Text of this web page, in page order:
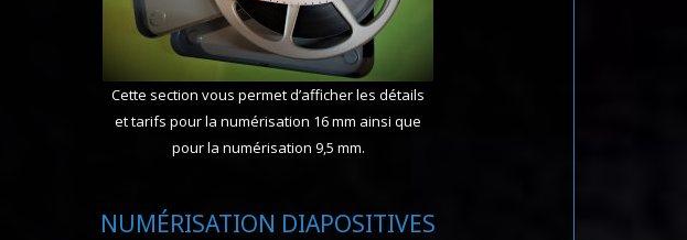
Cette section vous permet d’afficher les détails
et tarifs pour la numérisation 16 mm ainsi que
pour la numérisation 9,5 mm.
NUMÉRISATION DIAPOSITIVES